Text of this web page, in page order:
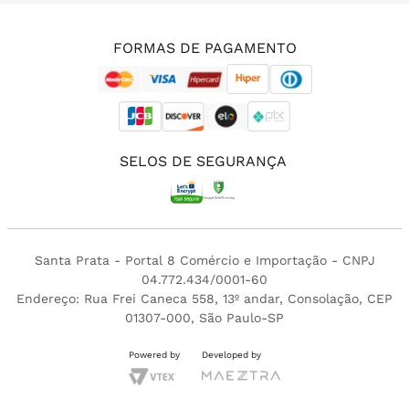
FORMAS DE PAGAMENTO
SELOS DE SEGURANÇA
Santa Prata - Portal 8 Comércio e Importação - CNPJ
04.772.434/0001-60
Endereço: Rua Frei Caneca 558, 13º andar, Consolação, CEP
01307-000, São Paulo-SP
Powered by Developed by